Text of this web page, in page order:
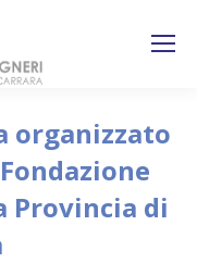
organizzato
Provincia di